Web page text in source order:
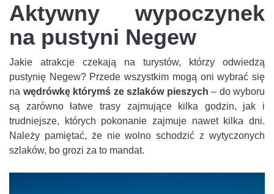
Aktywny wypoczynek
na pustyni Negew
Jakie atrakcje czekają na turystów, którzy odwiedzą
pustynię Negew? Przede wszystkim mogą oni wybrać się
na wędrówkę którymś ze szlaków pieszych – do wyboru
są zarówno łatwe trasy zajmujące kilka godzin, jak i
trudniejsze, których pokonanie zajmuje nawet kilka dni.
Należy pamiętać, że nie wolno schodzić z wytyczonych
szlaków, bo grozi za to mandat.